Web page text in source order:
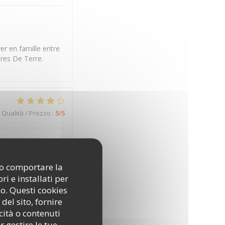
comportare la
e installati per
Questi cookies
sito, fornire
o contenuti
en famille entre
De Terre.
Qualità / Prezzo : 5/5
famille entre
De Terre.